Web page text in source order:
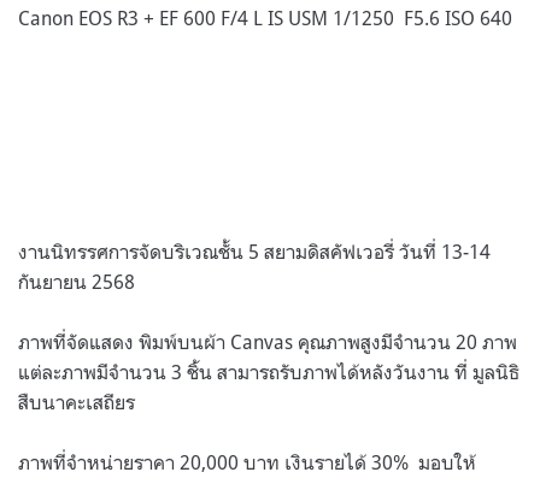
Canon EOS R3 + EF 600 F/4 L IS USM 1/1250 F5.6 ISO 640
งานนิทรรศการจัดบริเวณชั้น 5 สยามดิสคัฟเวอรี่ วันที่ 13-14
กันยายน 2568
ภาพที่จัดแสดง พิมพ์บนผ้า Canvas คุณภาพสูงมีจำนวน 20 ภาพ
แต่ละภาพมีจำนวน 3 ชิ้น สามารถรับภาพได้หลังวันงาน ที่ มูลนิธิ
สืบนาคะเสถียร
ภาพที่จำหน่ายราคา 20,000 บาท เงินรายได้ 30% มอบให้